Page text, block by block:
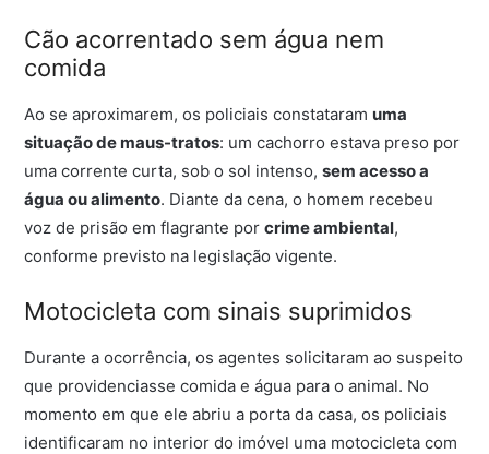
Cão acorrentado sem água nem
comida
Ao se aproximarem, os policiais constataram uma
situação de maus-tratos: um cachorro estava preso por
uma corrente curta, sob o sol intenso,sem acesso a
água ou alimento. Diante da cena, o homem recebeu
voz de prisão em flagrante porcrime ambiental,
conforme previsto na legislação vigente.
Motocicleta com sinais suprimidos
Durante a ocorrência, os agentes solicitaram ao suspeito
que providenciasse comida e água para o animal. No
momento em que ele abriu a porta da casa, os policiais
identificaram no interior do imóvel uma motocicleta com